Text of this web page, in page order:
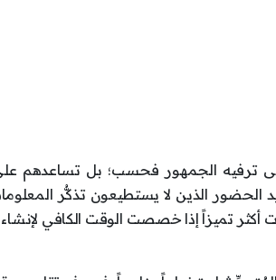
ترفيه الجمهور فحسب؛ بل تساعدهم
الذين لا يستطيعون تذكُّر
تميزاً إذا خصصت الوقت الكافي